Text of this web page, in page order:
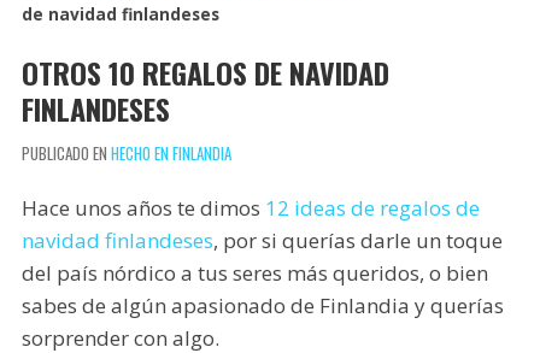
de navidad finlandeses
OTROS 10 REGALOS DE NAVIDAD
FINLANDESES
PUBLICADO EN HECHO EN FINLANDIA
Hace unos años te dimos 12 ideas de regalos de
navidad finlandeses, por si querías darle un toque
del país nórdico a tus seres más queridos, o bien
sabes de algún apasionado de Finlandia y querías
sorprender con algo.